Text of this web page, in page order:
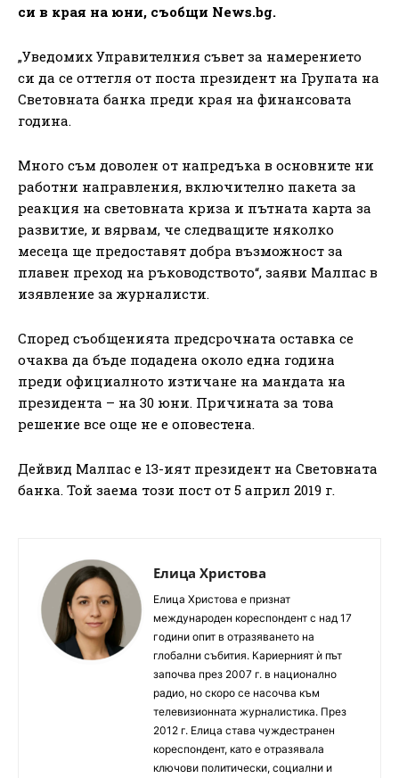
си в края на юни, съобщи News.bg.
„Уведомих Управителния съвет за намерението
си да се оттегля от поста президент на Групата на
Световната банка преди края на финансовата
година.
Много съм доволен от напредъка в основните ни
работни направления, включително пакета за
реакция на световната криза и пътната карта за
развитие, и вярвам, че следващите няколко
месеца ще предоставят добра възможност за
плавен преход на ръководството“, заяви Малпас в
изявление за журналисти.
Според съобщенията предсрочната оставка се
очаква да бъде подадена около една година
преди официалното изтичане на мандата на
президента – на 30 юни. Причината за това
решение все още не е оповестена.
Дейвид Малпас е 13-ият президент на Световната
банка. Той заема този пост от 5 април 2019 г.
Елица Христова
Елица Христова е признат
международен кореспондент с над 17
години опит в отразяването на
глобални събития. Кариерният ѝ път
започва през 2007 г. в национално
радио, но скоро се насочва към
телевизионната журналистика. През
2012 г. Елица става чуждестранен
кореспондент, като е отразявала
ключови политически, социални и